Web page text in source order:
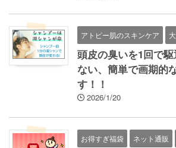
アトピー肌のスキンケア
頭皮の臭いを1回で
ない、簡単で画期的
す！！
2026/1/20
お得すぎ福袋 ネット通販